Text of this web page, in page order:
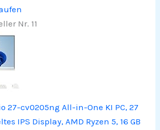
Nr. 11
27-cv0205ng All-in-One KI PC, 27
IPS Display, AMD Ryzen 5, 16 GB